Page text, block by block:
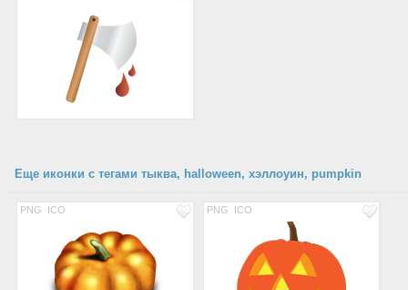
Еще иконки с тегами тыква, halloween, хэллоуин, pumpkin
PNG ICO PNG ICO